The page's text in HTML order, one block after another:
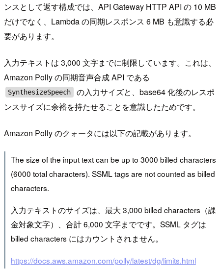
ンスとして返す構成では、API Gateway HTTP API の 10 MB
だけでなく、Lambda の同期レスポンス 6 MB も意識する必
要があります。
入力テキストは 3,000 文字までに制限しています。これは、
Amazon Polly の同期音声合成 API である
SynthesizeSpeech
の入力サイズと、base64 化後のレスポ
ンスサイズに余裕を持たせることを意識したためです。
Amazon Polly のクォータには以下の記載があります。
The size of the input text can be up to 3000 billed characters
(6000 total characters). SSML tags are not counted as billed
characters.
入力テキストのサイズは、最大 3,000 billed characters（課
金対象文字）、合計 6,000 文字までです。SSML タグは
billed characters にはカウントされません。
https://docs.aws.amazon.com/polly/latest/dg/limits.html